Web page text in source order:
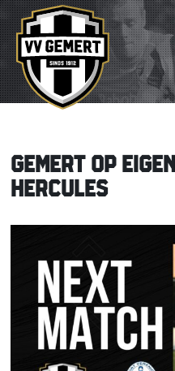
GEMERT OP
HERCULES